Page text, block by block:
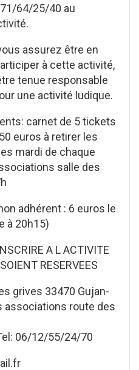
64/25/40 au
assurez être en
à cette activité,
tenue responsable
une activité ludique.
carnet de 5 tickets
euros à retirer les
mardi de chaque
salle des
adhérent : 6 euros le
à 20h15)
A L ACTIVITE
RESERVEES
grives 33470 Gujan-
associations route des
06/12/55/24/70